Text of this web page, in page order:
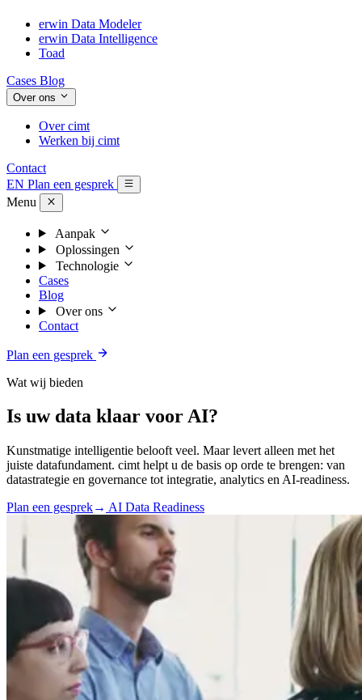
erwin Data Modeler
erwin Data Intelligence
Toad
Cases Blog
Over ons
Over cimt
Werken bij cimt
Contact
EN Plan een gesprek
Menu
Aanpak
Oplossingen
Technologie
Cases
Blog
Over ons
Contact
Plan een gesprek
Wat wij bieden
Is uw data klaar voor AI?
Kunstmatige intelligentie belooft veel. Maar levert alleen met het
juiste datafundament. cimt helpt u de basis op orde te brengen: van
datastrategie en governance tot integratie, analytics en AI-readiness.
Plan een gesprek→ AI Data Readiness